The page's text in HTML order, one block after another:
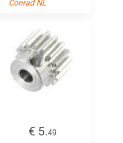
Conrad NL
€ 5.49